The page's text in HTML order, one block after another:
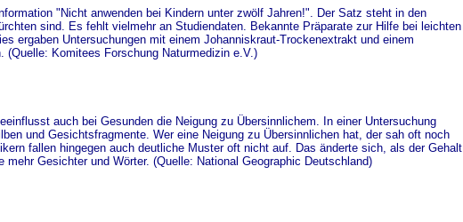
"Nicht anwenden bei Kindern unter zwölf Jahren!". Der Satz steht in den
sind. Es fehlt vielmehr an Studiendaten. Bekannte Präparate zur Hilfe bei leichten
ergaben Untersuchungen mit einem Johanniskraut-Trockenextrakt und einem
Komitees Forschung Naturmedizin e.V.)
auch bei Gesunden die Neigung zu Übersinnlichem. In einer Untersuchung
und Gesichtsfragmente. Wer eine Neigung zu Übersinnlichen hat, der sah oft noch
fallen hingegen auch deutliche Muster oft nicht auf. Das änderte sich, als der Gehalt
Gesichter und Wörter. (Quelle: National Geographic Deutschland)